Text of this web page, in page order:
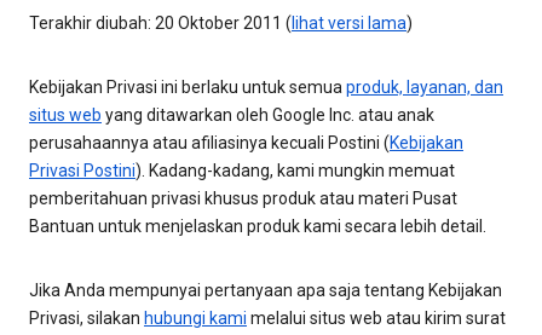
Terakhir diubah: 20 Oktober 2011 ( lihat versi lama)
Kebijakan Privasi ini berlaku untuk semua produk, layanan, dan
situs web yang ditawarkan oleh Google Inc. atau anak
perusahaannya atau afiliasinya kecuali Postini (Kebijakan
Privasi Postini). Kadang-kadang, kami mungkin memuat
pemberitahuan privasi khusus produk atau materi Pusat
Bantuan untuk menjelaskan produk kami secara lebih detail.
Jika Anda mempunyai pertanyaan apa saja tentang Kebijakan
Privasi, silakan hubungi kami melalui situs web atau kirim surat